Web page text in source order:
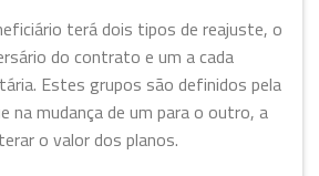
terá dois tipos de reajuste, o
do contrato e um a cada
Estes grupos são definidos pela
na mudança de um para o outro, a
o valor dos planos.